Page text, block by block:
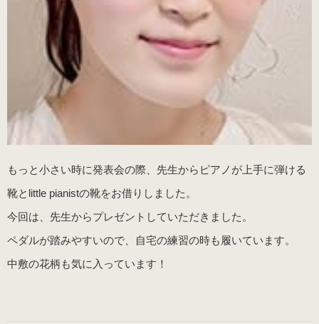
もっと小さい時に発表会の際、先生からピアノが上手に弾ける
靴とlittle pianistの靴をお借りしました。
今回は、先生からプレゼントしていただきました。
ペダルが踏みやすいので、自宅の練習の時も履いています。
中敷の花柄も気に入っています！